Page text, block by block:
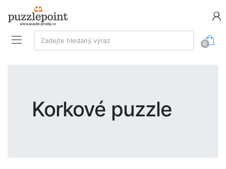
Vyhledávání:
Zadejte hledaný výraz
0
Korkové puzzle